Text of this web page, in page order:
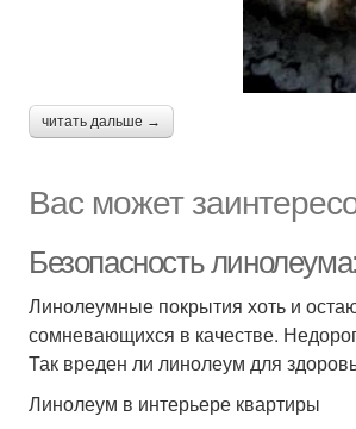
читать дальше →
Вас может
Безопасность
Линолеумные покрытия хоть и
сомневающихся в качестве.
Так вреден ли линолеум для
Линолеум в интерьере квартиры